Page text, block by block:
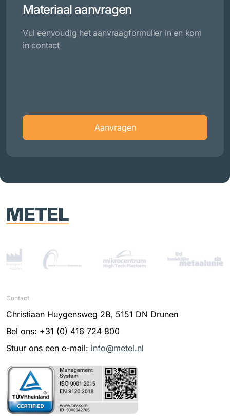
Materiaal aanvragen
Vul eenvoudig het aanvraagformulier in en kom
in contact
Aanvragen
Contact
Christiaan Huygensweg 2B, 5151 DN Drunen
Bel ons: +31 (0) 416 724 800
Stuur ons een e-mail: info@metel.nl